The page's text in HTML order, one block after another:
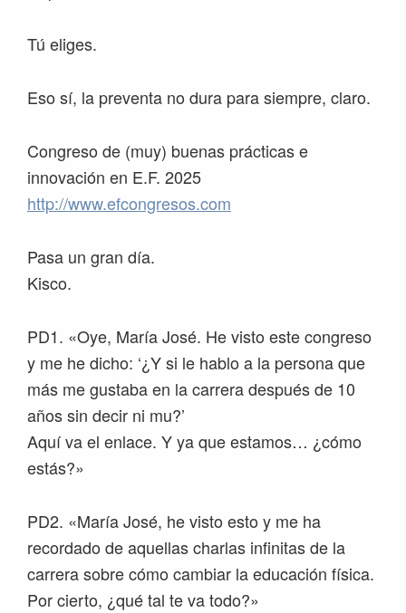
Tú eliges.
Eso sí, la preventa no dura para siempre, claro.
Congreso de (muy) buenas prácticas e
innovación en E.F. 2025
http://www.efcongresos.com
Pasa un gran día.
Kisco.
PD1. «Oye, María José. He visto este congreso
y me he dicho: ‘¿Y si le hablo a la persona que
más me gustaba en la carrera después de 10
años sin decir ni mu?’
Aquí va el enlace. Y ya que estamos… ¿cómo
estás?»
PD2. «María José, he visto esto y me ha
recordado de aquellas charlas infinitas de la
carrera sobre cómo cambiar la educación física.
Por cierto, ¿qué tal te va todo?»